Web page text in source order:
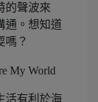
的聲波來
通。想知道
嗎？
活有利於海